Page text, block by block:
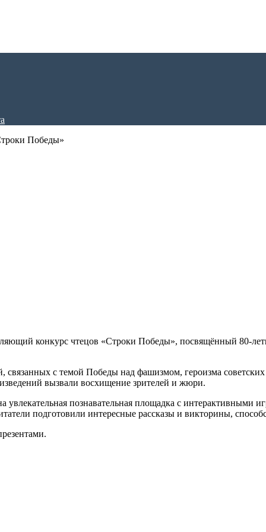
Победы»
конкурс чтецов «Строки Победы», посвящённый 80-
связанных с темой Победы над фашизмом, героизма
вызвали восхищение зрителей и жюри.
познавательная площадка с интерактивными
подготовили интересные рассказы и викторины,